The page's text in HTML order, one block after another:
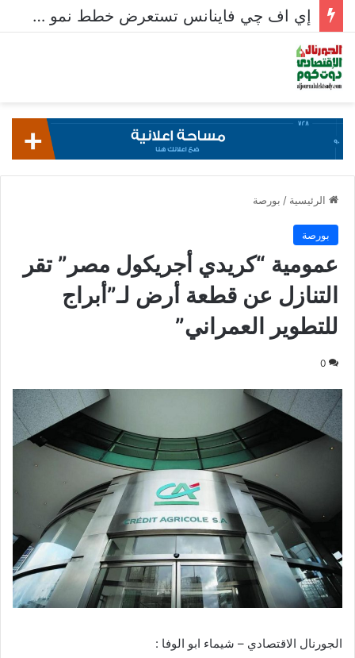
إي اف چي فاينانس تستعرض خطط نمو «بلد» لتعزيز حضورها في سوق تحويلات المصريين بالخارج
الرئيسية / بورصة
بورصة
عمومية “كريدي أجريكول مصر” تقر
التنازل عن قطعة أرض لـ”أبراج
للتطوير العمراني”
0
الجورنال الاقتصادي – شيماء ابو الوفا :